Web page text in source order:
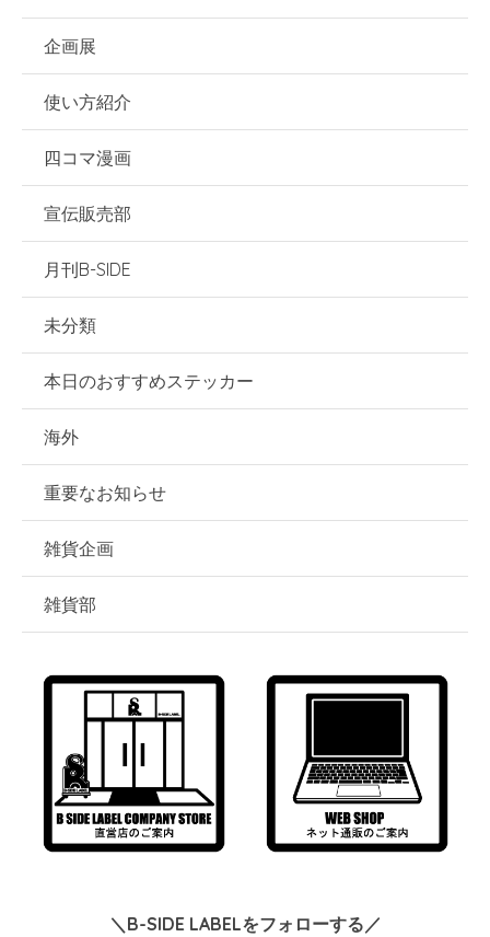
企画展
使い方紹介
四コマ漫画
宣伝販売部
月刊B-SIDE
未分類
本日のおすすめステッカー
海外
重要なお知らせ
雑貨企画
雑貨部
＼B-SIDE LABELをフォローする／